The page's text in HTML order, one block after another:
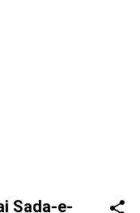
Sada-e-